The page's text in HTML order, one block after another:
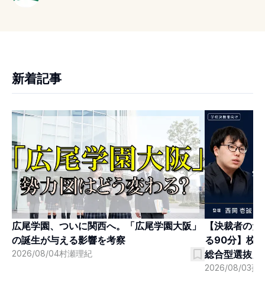
新着記事
広尾学園、ついに関西へ。「広尾学園大阪」
の誕生が与える影響を考察
2026/08/04村瀬理紀
【決裁者の
る90分】校
総合型選抜」
2026/08/03孫